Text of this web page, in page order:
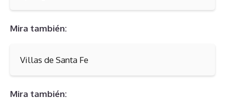
Mira también:
Villas de Santa Fe
Mira también: